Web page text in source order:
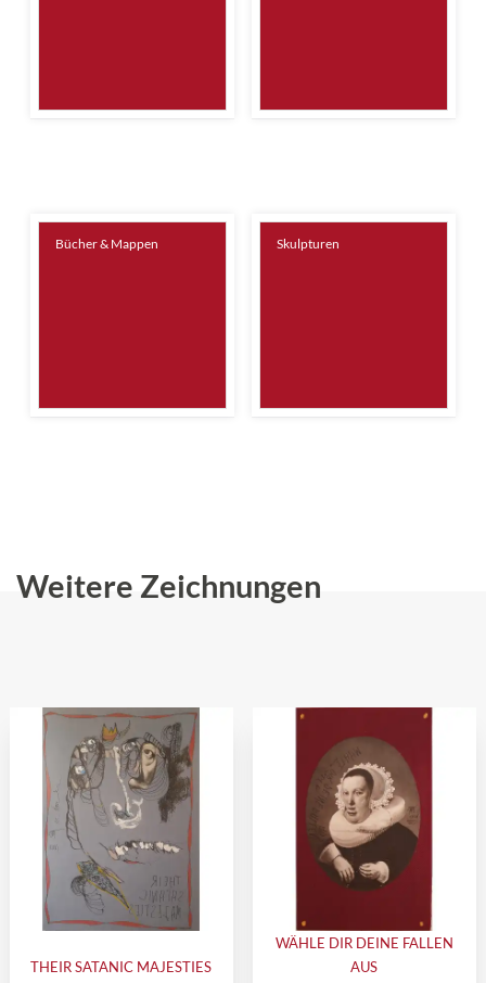
Bücher & Mappen Skulpturen
Weitere Zeichnungen
THEIR SATANIC MAJESTIES
WÄHLE DIR DEINE FALLEN
AUS